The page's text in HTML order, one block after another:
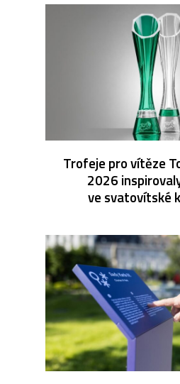
Trofeje pro vítěze
2026
ve svatovítské